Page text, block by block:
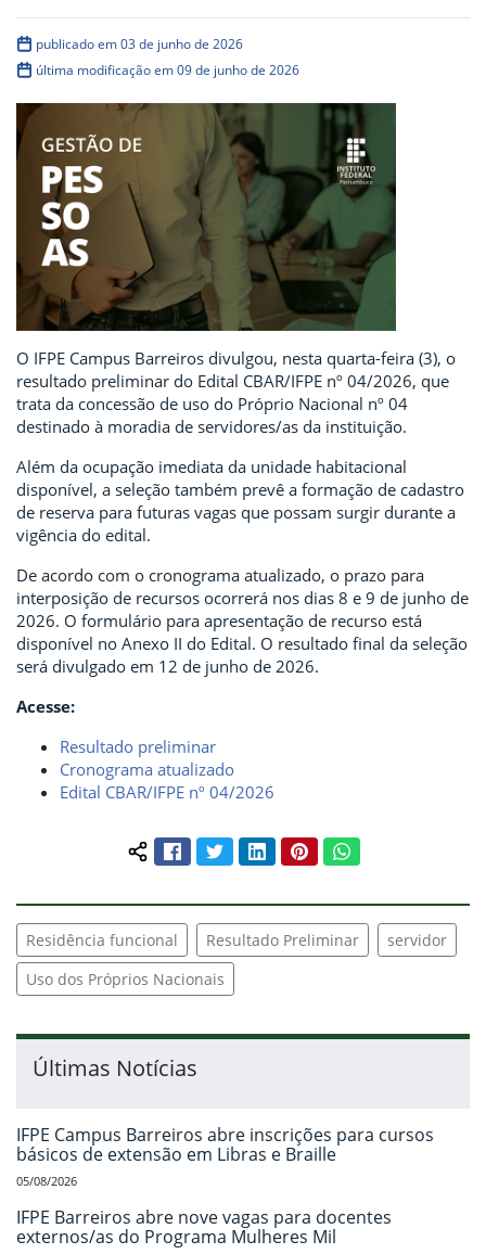
publicado em 03 de junho de 2026
última modificação em 09 de junho de 2026
O IFPE Campus Barreiros divulgou, nesta quarta-feira (3), o
resultado preliminar do Edital CBAR/IFPE nº 04/2026, que
trata da concessão de uso do Próprio Nacional nº 04
destinado à moradia de servidores/as da instituição.
Além da ocupação imediata da unidade habitacional
disponível, a seleção também prevê a formação de cadastro
de reserva para futuras vagas que possam surgir durante a
vigência do edital.
De acordo com o cronograma atualizado, o prazo para
interposição de recursos ocorrerá nos dias 8 e 9 de junho de
2026. O formulário para apresentação de recurso está
disponível no Anexo II do Edital. O resultado final da seleção
será divulgado em 12 de junho de 2026.
Acesse:
Resultado preliminar
Cronograma atualizado
Edital CBAR/IFPE nº 04/2026
Compartilhar conteúdo:
FacebookTwitterLinkedInPinterestWhatsApp
Residência funcional Resultado Preliminar
servidor
Uso dos Próprios Nacionais
Últimas Notícias
IFPE Campus Barreiros abre inscrições para cursos
básicos de extensão em Libras e Braille
05/08/2026
IFPE Barreiros abre nove vagas para docentes
externos/as do Programa Mulheres Mil